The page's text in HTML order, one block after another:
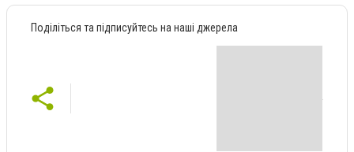
Поділіться та підписуйтесь на наші джерела